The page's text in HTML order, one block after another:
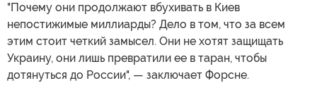
"Почему они продолжают вбухивать в Киев
непостижимые миллиарды? Дело в том, что за всем
этим стоит четкий замысел. Они не хотят защищать
Украину, они лишь превратили ее в таран, чтобы
дотянуться до России", — заключает Форсне.